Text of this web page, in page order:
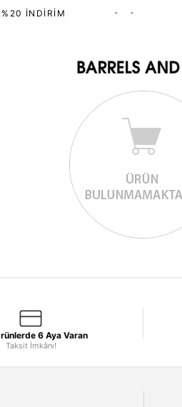
İNDIRIM
6 Aya Varan
Taksit İmkânı!